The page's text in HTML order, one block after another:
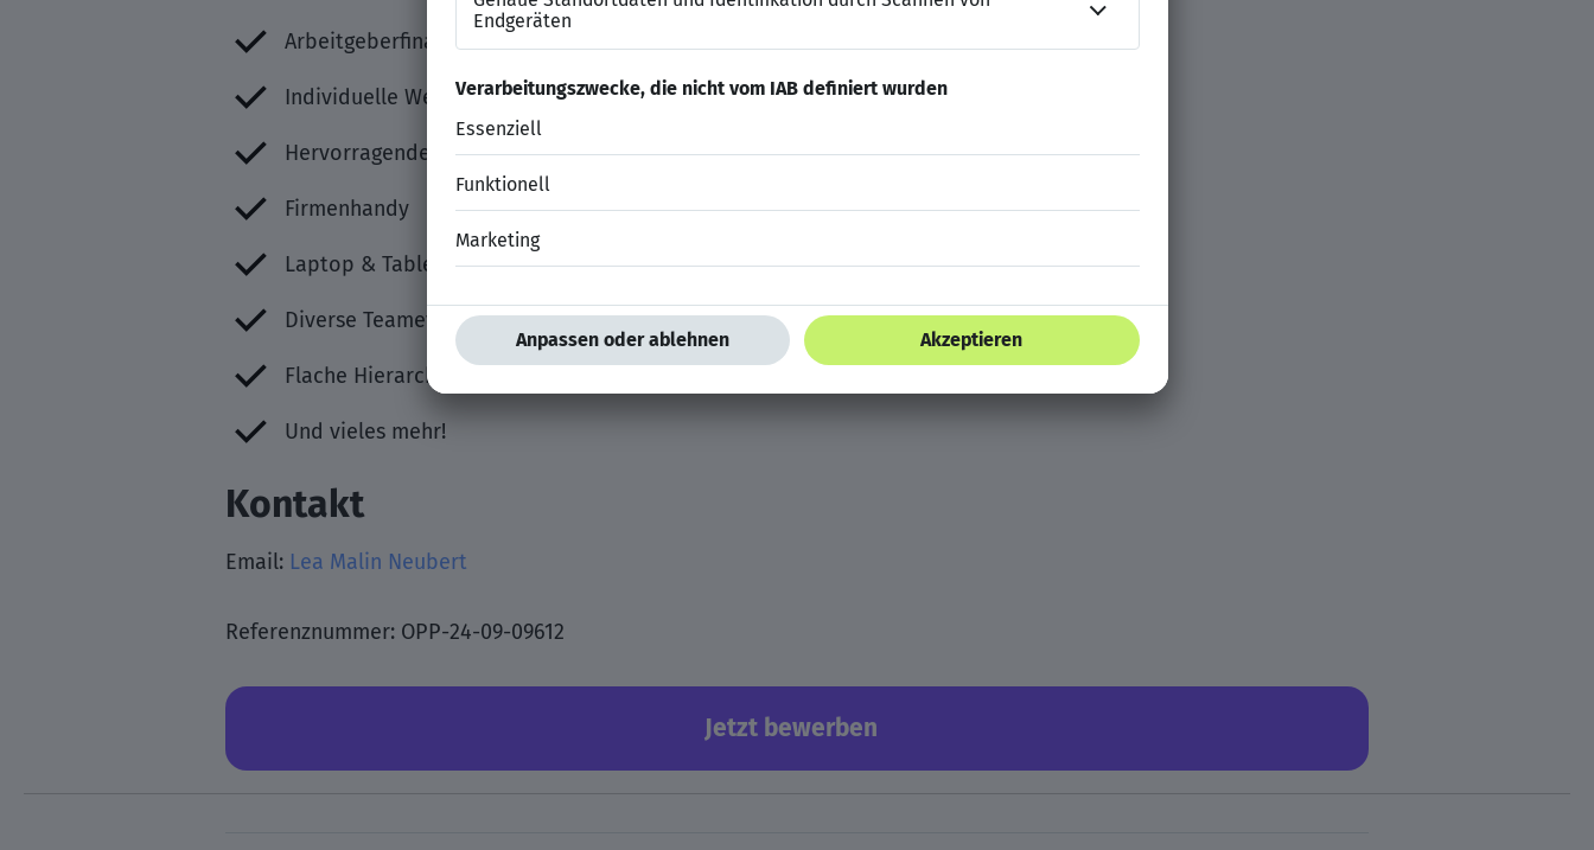
Arbeitgeberfinanzierte Betriebsrente
Individuelle Weiter- und Fortbildungsmöglichkeiten
Hervorragende Aufstiegsmöglichkeiten
Firmenhandy
Laptop & Tablet
Diverse Teamevents
Flache Hierarchien
Und vieles mehr!
Kontakt
Email: Lea Malin Neubert
Referenznummer: OPP-24-09-09612
Jetzt bewerben